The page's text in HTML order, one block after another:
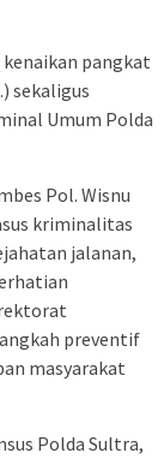
kenaikan pangkat
sekaligus
Umum Polda
Pol. Wisnu
kriminalitas
jalanan,
preventif
masyarakat
Polda Sultra,